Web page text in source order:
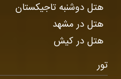
هتل دوشنبه تاجیکستان
هتل در مشهد
هتل در کیش
تور